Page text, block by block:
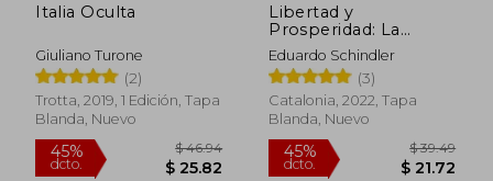
Italia Oculta
Giuliano Turone
(2)
Trotta, 2019, 1 Edición, Tapa
Blanda, Nuevo
Libertad y
Prosperidad: La
Receta Mágica de
Suiza
Eduardo Schindler
(3)
Catalonia, 2022, Tapa
Blanda, Nuevo